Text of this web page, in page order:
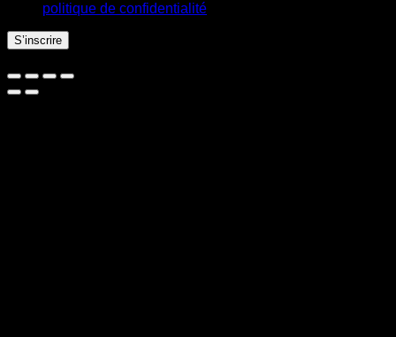
politique de confidentialité
S’inscrire